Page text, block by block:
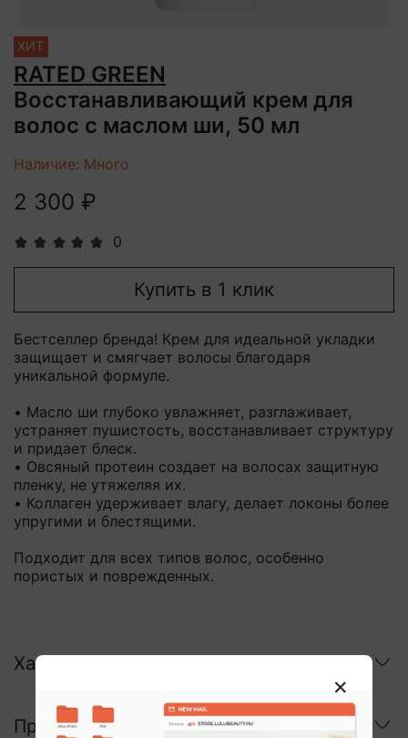
ХИТ
0
RATED GREEN
Восстанавливающий крем для
волос с маслом ши, 50 мл
Наличие: Много
2 300 ₽
Купить в 1 клик
Бестселлер бренда! Крем для идеальной укладки
защищает и смягчает волосы благодаря
уникальной формуле.
• Масло ши глубоко увлажняет, разглаживает,
устраняет пушистость, восстанавливает структуру
и придает блеск.
• Овсяный протеин создает на волосах защитную
пленку, не утяжеляя их.
• Коллаген удерживает влагу, делает локоны более
упругими и блестящими.
Подходит для всех типов волос, особенно
пористых и поврежденных.
Характеристики
Применение